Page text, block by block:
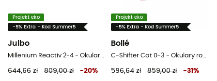
Projekt eko
-5% Extra - Kod Summer5
Julbo
644,66 zł 809,00 zł -20%
Projekt eko
-5% Extra - Kod Summer5
Bollé
596,64 zł 859,00 zł -31 %